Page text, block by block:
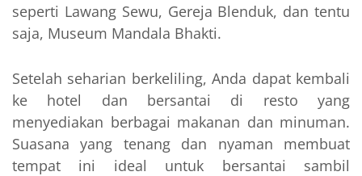
seperti Lawang Sewu, Gereja Blenduk, dan tentu
saja, Museum Mandala Bhakti.
Setelah seharian berkeliling, Anda dapat kembali
ke hotel dan bersantai di resto yang
menyediakan berbagai makanan dan minuman.
Suasana yang tenang dan nyaman membuat
tempat ini ideal untuk bersantai sambil